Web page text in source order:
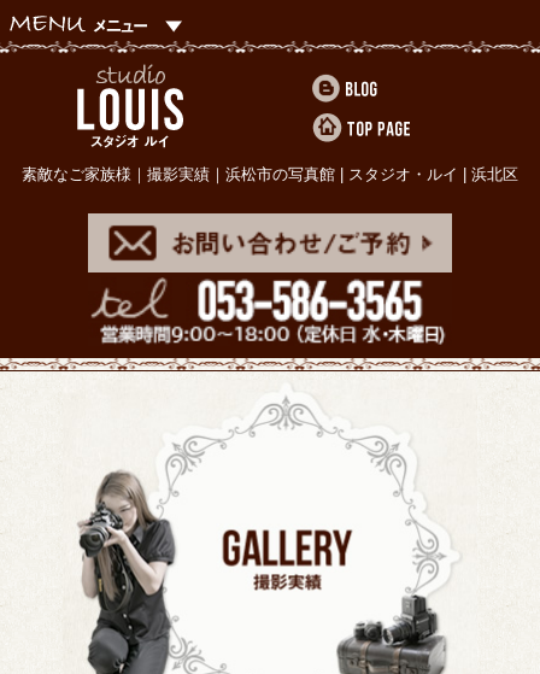
素敵なご家族様｜撮影実績｜浜松市の写真館 | スタジオ・ルイ | 浜北区